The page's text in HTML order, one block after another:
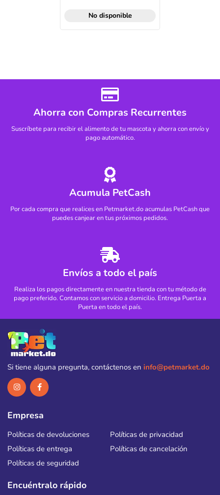
No disponible
Ahorra con Compras Recurrentes
Suscríbete para recibir el alimento de tu mascota y ahorra con envío y
pago automático.
Acumula PetCash
Por cada compra que realices en Petmarket.do acumulas PetCash que
puedes canjear en tus próximos pedidos.
Envíos a todo el país
Realiza los pagos directamente en nuestra tienda con tu método de
pago preferido. Contamos con servicio a domicilio. Entrega Puerta a
Puerta en todo el país.
Si tiene alguna pregunta, contáctenos en info@petmarket.do
Empresa
Políticas de devoluciones
Políticas de privacidad
Políticas de entrega
Políticas de cancelación
Políticas de seguridad
Encuéntralo rápido